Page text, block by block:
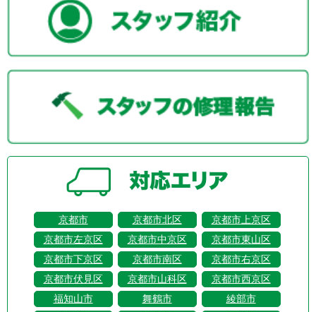
京都市 京都市北区
京都市上京区
京都市左京区
京都市中京区
京都市東山区
京都市下京区
京都市南区
京都市右京区
京都市伏見区
京都市山科区
京都市西京区
福知山市
舞鶴市
綾部市